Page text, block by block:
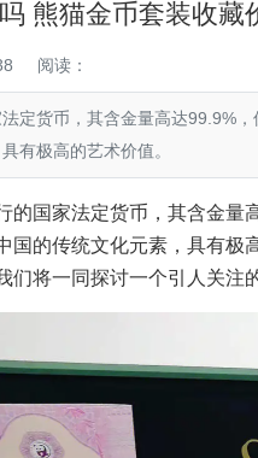
熊猫金币套装收藏
阅读：
定货币，其含金量高达99.9%
有极高的艺术价值。
的国家法定货币，其含金
国的传统文化元素，具有
们将一同探讨一个引人关注